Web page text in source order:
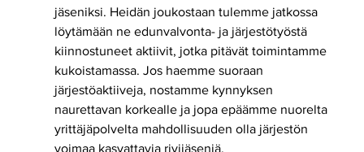
jäseniksi. Heidän joukostaan tulemme jatkossa
löytämään ne edunvalvonta- ja järjestötyöstä
kiinnostuneet aktiivit, jotka pitävät toimintamme
kukoistamassa. Jos haemme suoraan
järjestöaktiiveja, nostamme kynnyksen
naurettavan korkealle ja jopa epäämme nuorelta
yrittäjäpolvelta mahdollisuuden olla järjestön
voimaa kasvattavia rivijäseniä.